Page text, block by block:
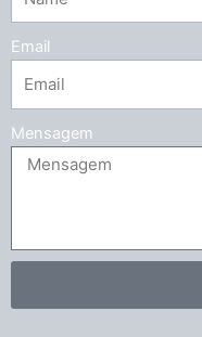
Email
Mensagem